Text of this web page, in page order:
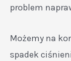
problem
Możemy na
spadek